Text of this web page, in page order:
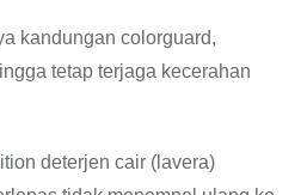
kandungan colorguard,
tetap terjaga kecerahan
deterjen cair (lavera)